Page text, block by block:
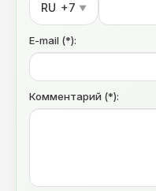
RU +7 ▼
E-mail (*):
Комментарий (*):